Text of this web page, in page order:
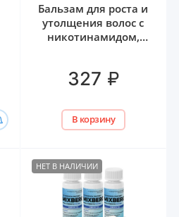
Бальзам для роста и
утолщения волос с
никотинамидом,
300 мл
327 ₽
В корзину
НЕТ В НАЛИЧИИ